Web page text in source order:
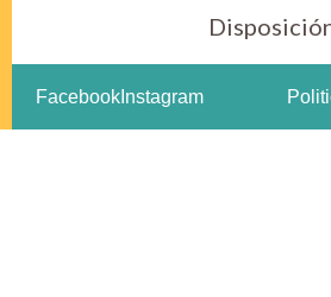
Facebook Instagram